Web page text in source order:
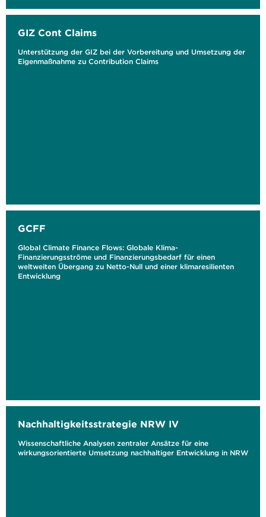
GIZ Cont Claims
Unterstützung der GIZ bei der Vorbereitung und Umsetzung der
Eigenmaßnahme zu Contribution Claims
GCFF
Global Climate Finance Flows: Globale Klima-
Finanzierungsströme und Finanzierungsbedarf für einen
weltweiten Übergang zu Netto-Null und einer klimaresilienten
Entwicklung
Nachhaltigkeitsstrategie NRW IV
Wissenschaftliche Analysen zentraler Ansätze für eine
wirkungsorientierte Umsetzung nachhaltiger Entwicklung in NRW